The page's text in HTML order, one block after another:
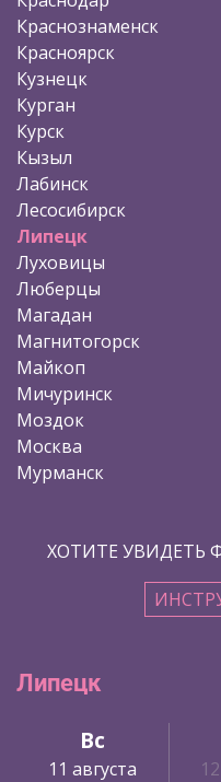
Краснознаменск
Красноярск
Кузнецк
Курган
Курск
Кызыл
Лабинск
Лесосибирск
Липецк
Луховицы
Люберцы
Магадан
Магнитогорск
Майкоп
Мичуринск
Моздок
Москва
Мурманск
ХОТИТЕ УВИДЕТЬ
Липецк
Вс
11 августа